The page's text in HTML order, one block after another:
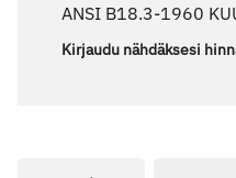
ANSI B18.3-1960
Kirjaudu nähdäksesi